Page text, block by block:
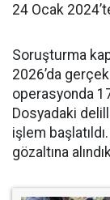
24 Ocak
Soruşturma
2026’da
operasyonda
Dosyadaki
işlem
gözaltına